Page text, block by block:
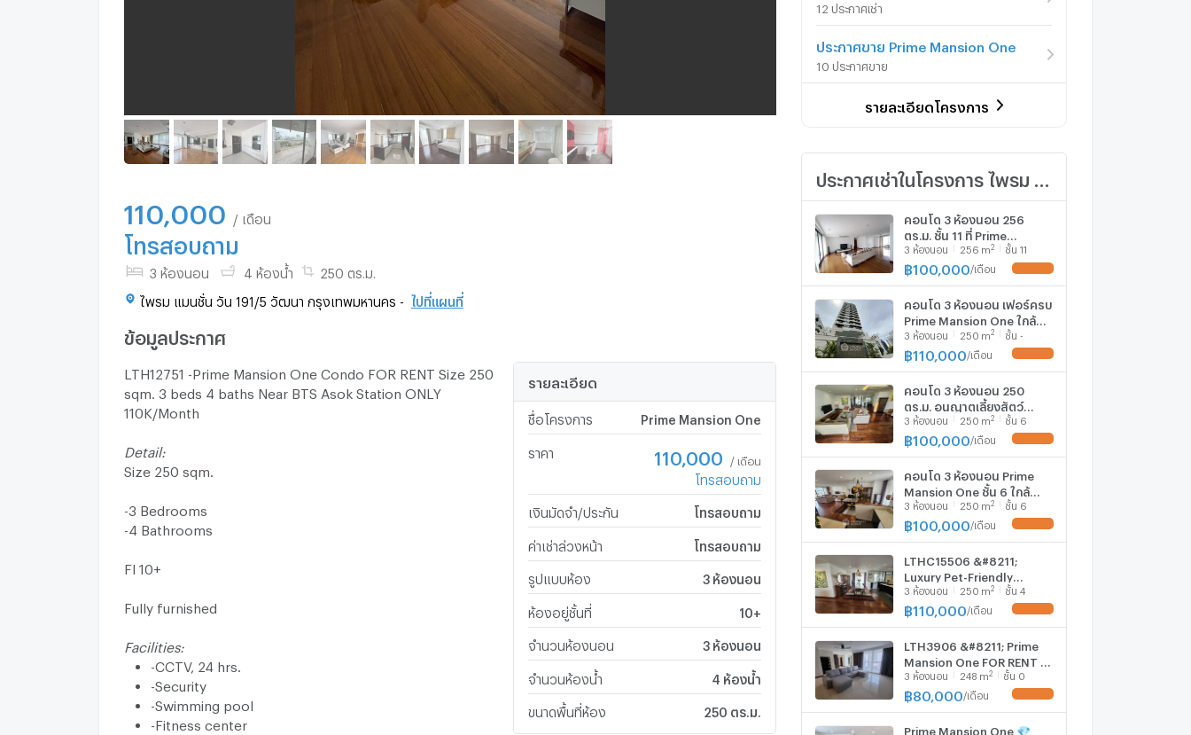
110,000 / เดือน
โทรสอบถาม
3 ห้องนอน 4 ห้องน้ำ 250 ตร.ม.
ไพรม แมนชั่น วัน 191/5 วัฒนา กรุงเทพมหานคร - ไปที่แผนที่
ข้อมูลประกาศ
LTH12751 -Prime Mansion One Condo FOR RENT Size 250
sqm. 3 beds 4 baths Near BTS Asok Station ONLY
110K/Month
Detail:
Size 250 sqm.
-3 Bedrooms
-4 Bathrooms
Fl 10+
Fully furnished
Facilities:
-CCTV, 24 hrs.
-Security
-Swimming pool
-Fitness center
รายละเอียด
ชื่อโครงการ Prime Mansion One
ราคา 110,000 / เดือน
โทรสอบถาม
เงินมัดจำ/ประกัน โทรสอบถาม
ค่าเช่าล่วงหน้า โทรสอบถาม
รูปแบบห้อง 3 ห้องนอน
ห้องอยู่ชั้นที่ 10+
จำนวนห้องนอน 3 ห้องนอน
จำนวนห้องน้ำ 4 ห้องน้ำ
ขนาดพื้นที่ห้อง 250 ตร.ม.
12 ประกาศเช่า
ประกาศขาย Prime Mansion One
10 ประกาศขาย
รายละเอียดโครงการ
คอนโด 3 ห้องนอน 256
ตร.ม. ชั้น 11 ที่ Prime
Mansion One ใกล้ MRT
เพชรบุรี (ID 2873791)
3 ห้องนอน 256 m2 ชั้น 11
฿100,000 /เดือน
คอนโด 3 ห้องนอน เฟอร์ครบ
Prime Mansion One ใกล้
MRT เพชรบุรี ขนาด 250
ตร.ม. (เลี้ยงสัตว์ได้) (ID
3 ห้องนอน 250 m2 ชั้น -
฿110,000 /เดือน
คอนโด 3 ห้องนอน 250
ตร.ม. อนุญาตเลี้ยงสัตว์
Prime Mansion One ใกล้
MRT เพชรบุรี (ID 2111436)
3 ห้องนอน 250 m2 ชั้น 6
฿100,000 /เดือน
คอนโด 3 ห้องนอน Prime
Mansion One ชั้น 6 ใกล้
MRT เพชรบุรี (ID 1893034)
3 ห้องนอน 250 m2 ชั้น 6
฿100,000 /เดือน
LTHC15506 &#8211;
Luxury Pet-Friendly
Condo for Rent Phrom
Phong | Spacious Family
โดหรูให้เช่า พร้อมพงษ์ เลี้ยง
สัตว์ได้ ห้องใหญ่ ใกล้ BTS
3 ห้องนอน 250 m2 ชั้น 4
฿110,000 /เดือน
LTH3906 &#8211; Prime
Mansion One FOR RENT 3
beds 4 baths size 248
Sq.M. Nearby MRT
3 ห้องนอน 248 m2 ชั้น 0
฿80,000 /เดือน
Prime Mansion One 💎